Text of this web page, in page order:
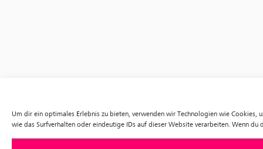
Um dir ein optimales Erlebnis zu bieten, verwenden wir Technologien wie
wie das Surfverhalten oder eindeutige IDs auf dieser Website verarbeiten. Wenn